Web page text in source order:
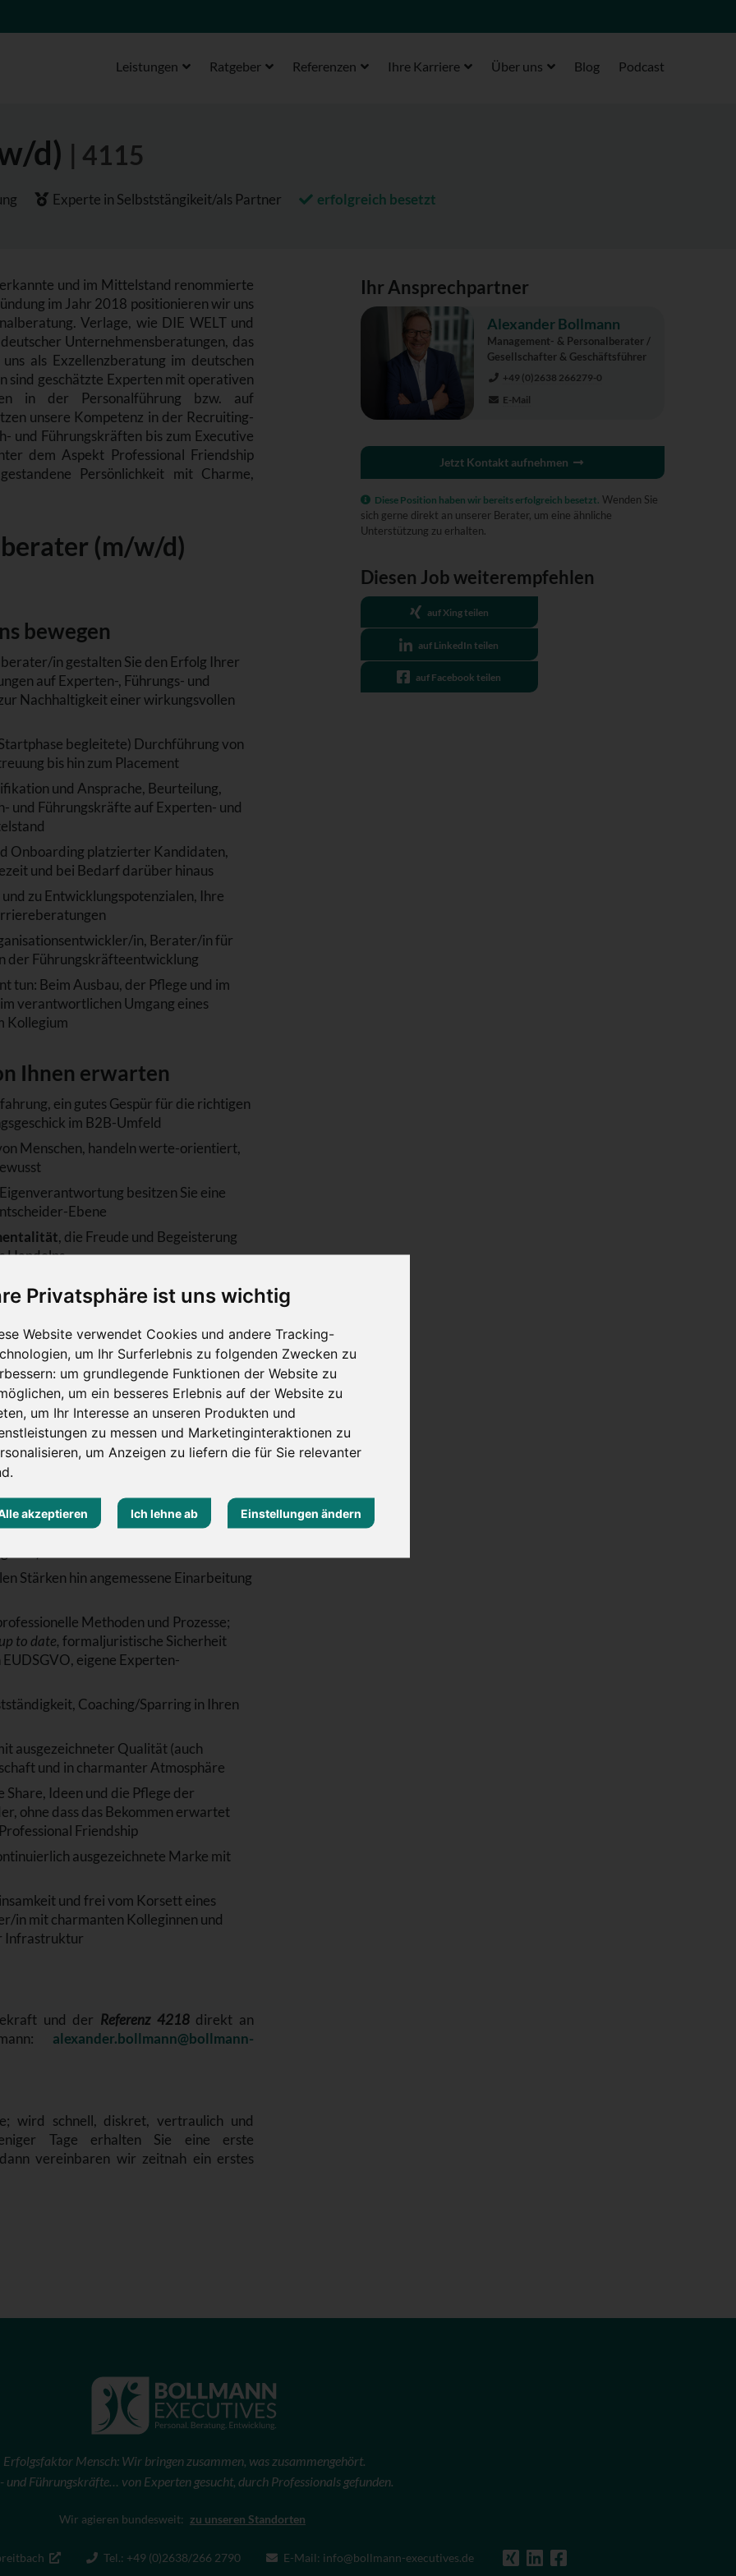
Privatsphäre ist uns wichtig
Website verwendet Cookies und andere Tracking-
um Ihr Surferlebnis zu folgenden Zwecken zu
um grundlegende Funktionen der Website zu
, um ein besseres Erlebnis auf der Website zu
, um Ihr Interesse an unseren Produkten und
zu messen und Marketinginteraktionen zu
, um Anzeigen zu liefern die für Sie relevanter
.
akzeptieren Ich lehne ab Einstellungen ändern
Leistungen Ratgeber Referenzen Ihre Karriere Über uns Blog Podcast
d) | 4115
Experte in Selbststängikeit/als Partner erfolgreich besetzt
und im Mittelstand renommierte
im Jahr 2018 positionieren wir uns
Verlage, wie DIE WELT und
Unternehmensberatungen, das
als Exzellenzberatung im deutschen
sind geschätzte Experten mit operativen
in der Personalführung bzw. auf
unsere Kompetenz in der Recruiting-
und Führungskräften bis zum Executive
dem Aspekt Professional Friendship
Persönlichkeit mit Charme,
(m/w/d)
bewegen
in gestalten Sie den Erfolg Ihrer
auf Experten-, Führungs- und
Nachhaltigkeit einer wirkungsvollen
begleitete) Durchführung von
bis hin zum Placement
und Ansprache, Beurteilung,
und Führungskräfte auf Experten- und
Onboarding platzierter Kandidaten,
und bei Bedarf darüber hinaus
zu Entwicklungspotenzialen, Ihre
in, Berater/in für
der Führungskräfteentwicklung
tun: Beim Ausbau, der Pflege und im
verantwortlichen Umgang eines
Kollegium
Ihnen erwarten
ein gutes Gespür für die richtigen
im B2B-Umfeld
Menschen, handeln werte-orientiert,
besitzen Sie eine
Ebene
, die Freude und Begeisterung
Handelns
werden
der MS-Office-Produkte, schätzen
Nutzen einer gemeinsamen Kunden-
(B2B-) sozialen Medien (Xing,
für Ihren Erfolg
Ihre Leistung wirklich lohnt (Lizenz-
den Kunden durch die GmbH, schnelle
Stärken hin angemessene Einarbeitung
Methoden und Prozesse;
up to date, formaljuristische Sicherheit
eigene Experten-
Coaching/Sparring in Ihren
ausgezeichneter Qualität (auch
und in charmanter Atmosphäre
Share, Ideen und die Pflege der
ohne dass das Bekommen erwartet
Friendship
ausgezeichnete Marke mit
und frei vom Korsett eines
in mit charmanten Kolleginnen und
Infrastruktur
und der Referenz 4218direkt an
alexander.bollmann@bollmann-
wird schnell, diskret, vertraulich und
Tage erhalten Sie eine erste
vereinbaren wir zeitnah ein erstes
Ihr Ansprechpartner
Alexander Bollmann
Management- & Personalberater /
Gesellschafter & Geschäftsführer
+49 (0)2638 266279-0
E-Mail
Jetzt Kontakt aufnehmen
Diese Position haben wir bereits erfolgreich besetzt. Wenden Sie
sich gerne direkt an unserer Berater, um eine ähnliche
Unterstützung zu erhalten.
Diesen Job weiterempfehlen
auf Xing teilen
auf LinkedIn teilen
auf Facebook teilen
Erfolgsfaktor Mensch: Wir bringen zusammen, was zusammengehört.
und Führungskräfte… von Experten gesucht, durch Professionals gefunden.
Wir agieren bundesweit: zu unseren Standorten
Tel.: +49 (0)2638/266 2790 E-Mail: info@bollmann-executives.de